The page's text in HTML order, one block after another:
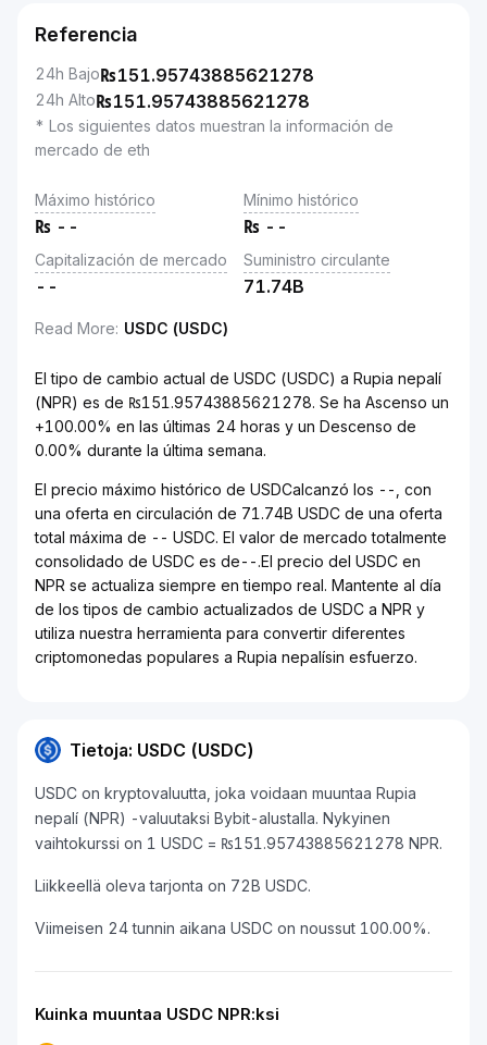
Referencia
24h Bajo₨151.95743885621278
24h Alto₨151.95743885621278
* Los siguientes datos muestran la información de
mercado de eth
Máximo histórico
₨ --
Mínimo histórico
₨ --
Capitalización de mercado
--
Suministro circulante
71.74B
Read More: USDC (USDC)
El tipo de cambio actual de USDC (USDC) a Rupia nepalí
(NPR) es de ₨151.95743885621278. Se ha Ascenso un
+100.00% en las últimas 24 horas y un Descenso de
0.00% durante la última semana.
El precio máximo histórico de USDCalcanzó los --, con
una oferta en circulación de 71.74B USDC de una oferta
total máxima de -- USDC. El valor de mercado totalmente
consolidado de USDC es de--.El precio del USDC en
NPR se actualiza siempre en tiempo real. Mantente al día
de los tipos de cambio actualizados de USDC a NPR y
utiliza nuestra herramienta para convertir diferentes
criptomonedas populares a Rupia nepalísin esfuerzo.
Tietoja: USDC (USDC)
USDC on kryptovaluutta, joka voidaan muuntaa Rupia
nepalí (NPR) -valuutaksi Bybit-alustalla. Nykyinen
vaihtokurssi on 1 USDC = ₨151.95743885621278 NPR.
Liikkeellä oleva tarjonta on 72B USDC.
Viimeisen 24 tunnin aikana USDC on noussut 100.00%.
Kuinka muuntaa USDC NPR:ksi